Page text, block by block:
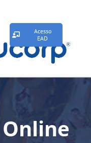
Acesso
EAD
Online